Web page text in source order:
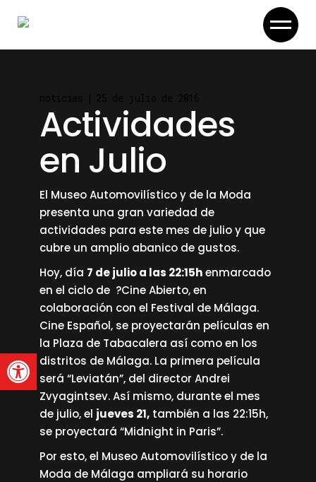
Actividades
en Julio
El Museo Automovilístico y de la Moda
presenta una gran variedad de
actividades para este mes de julio y que
cubre un amplio abanico de gustos.
Hoy, día 7 de julio a las 22:15henmarcado
en el ciclo de ?Cine Abierto, en
colaboración con el Festival de Málaga.
Cine Español, se proyectarán películas en
la Plaza de Tabacalera así como en los
distritos de Málaga. La primera película
será “Leviatán”, del director Andrei
Zvyagintsev. Así mismo, durante el mes
de julio, el jueves 21, también a las 22:15h,
se proyectará “Midnight in Paris”.
Por esto, el Museo Automovilístico y de la
Moda de Málaga ampliará su horario
Abrir barra de